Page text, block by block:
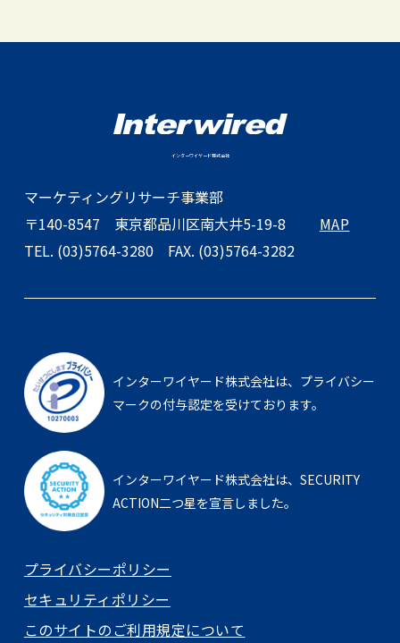
インターワイヤード株式会社
マーケティングリサーチ事業部
〒140-8547 東京都品川区南大井5-19-8
MAP
TEL. (03)5764-3280 FAX. (03)5764-3282
インターワイヤード株式会社は、 プライバシー
マークの付与認定を受けております。
インターワイヤード株式会社は、 SECURITY
ACTION二つ星を宣言しました。
プライバシーポリシー
セキュリティポリシー
このサイトのご利用規定について